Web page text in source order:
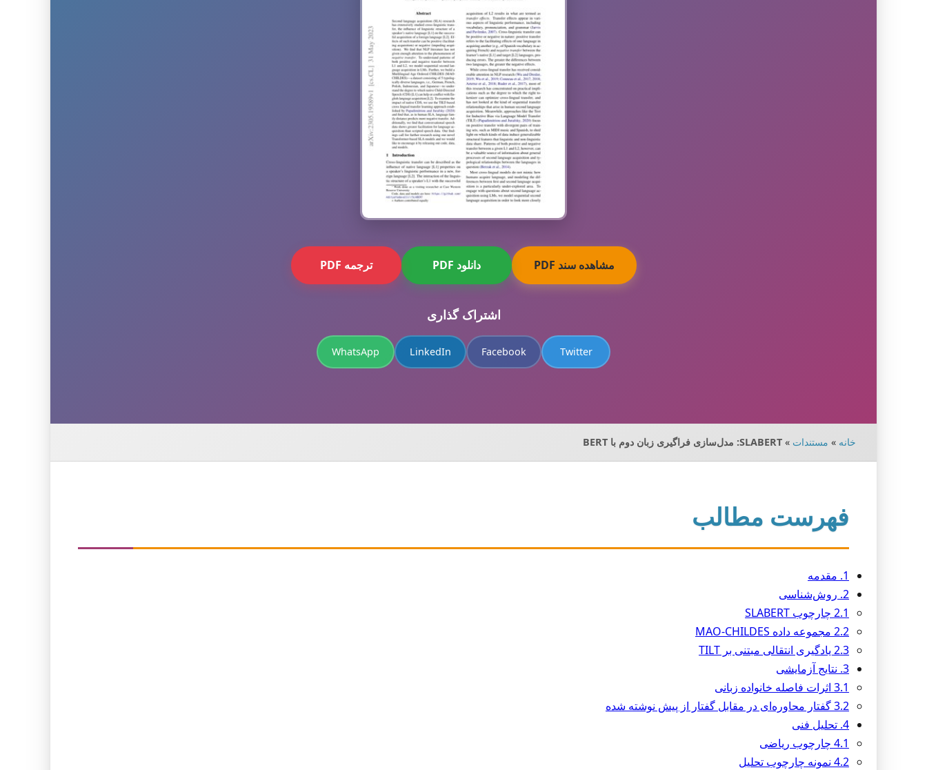
مشاهده سند PDF دانلود PDF ترجمه PDF
اشتراک گذاری
Twitter
Facebook
LinkedIn
WhatsApp
خانه » مستندات » SLABERT: مدل‌سازی فراگیری زبان دوم با BERT
فهرست مطالب
1. مقدمه
2. روش‌شناسی
2.1 چارچوب SLABERT
2.2 مجموعه داده MAO-CHILDES
2.3 یادگیری انتقالی مبتنی بر TILT
3. نتایج آزمایشی
3.1 اثرات فاصله خانواده زبانی
3.2 گفتار محاوره‌ای در مقابل گفتار از پیش نوشته شده
4. تحلیل فنی
4.1 چارچوب ریاضی
4.2 نمونه چارچوب تحلیل